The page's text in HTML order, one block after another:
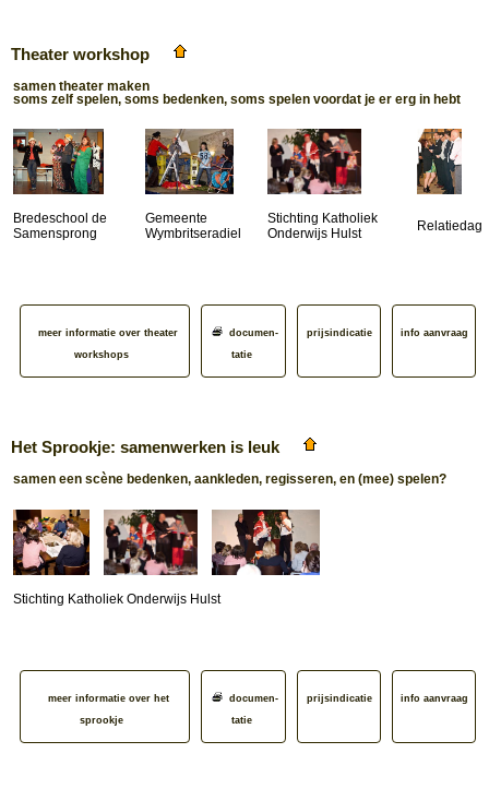
Theater workshop
samen theater maken
soms zelf spelen, soms bedenken, soms spelen voordat je er erg in hebt
Bredeschool de
Samensprong
Gemeente
Wymbritseradiel
Stichting Katholiek
Onderwijs Hulst
Relatiedag
meer informatie over theater
workshops
documen­
tatie
prijsindicatie info aanvraag
Het Sprookje: samenwerken is leuk
samen een scène bedenken, aankleden, regisseren, en (mee) spelen?
Stichting Katholiek Onderwijs Hulst
meer informatie over het
sprookje
documen­
tatie
prijsindicatie info aanvraag